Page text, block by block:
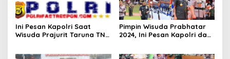
Ini Pesan Kapolri Saat
Wisuda Prajurit Taruna TNI-
Pimpin Wisuda Prabhatar
2024, Ini Pesan Kapolri dan